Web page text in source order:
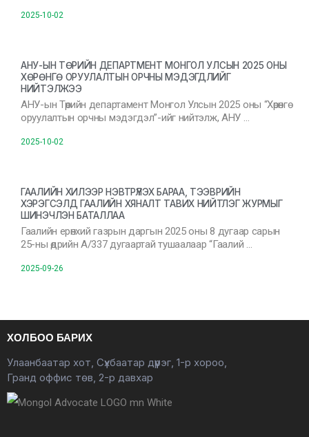
2025-10-02
АНУ-ЫН ТӨРИЙН ДЕПАРТМЕНТ МОНГОЛ УЛСЫН 2025 ОНЫ
ХӨРӨНГӨ ОРУУЛАЛТЫН ОРЧНЫ МЭДЭГДЛИЙГ
НИЙТЭЛЖЭЭ
АНУ-ын Төрийн департамент Монгол Улсын 2025 оны “Хөрөнгө
оруулалтын орчны мэдэгдэл”-ийг нийтэлж, АНУ …
2025-10-02
ГААЛИЙН ХИЛЭЭР НЭВТРҮҮЛЭХ БАРАА, ТЭЭВРИЙН
ХЭРЭГСЭЛД ГААЛИЙН ХЯНАЛТ ТАВИХ НИЙТЛЭГ ЖУРМЫГ
ШИНЭЧЛЭН БАТАЛЛАА
Гаалийн ерөнхий газрын даргын 2025 оны 8 дугаар сарын
25-ны өдрийн А/337 дугаартай тушаалаар “Гаалий …
2025-09-26
ХОЛБОО БАРИХ
Улаанбаатар хот, Сүхбаатар дүүрэг, 1-р хороо,
Гранд оффис төв, 2-р давхар